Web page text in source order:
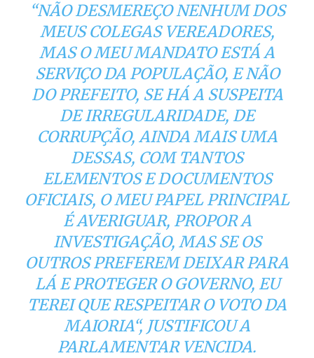
“NÃO DESMEREÇO NENHUM DOS
MEUS COLEGAS VEREADORES,
MAS O MEU MANDATO ESTÁ A
SERVIÇO DA POPULAÇÃO, E NÃO
DO PREFEITO, SE HÁ A SUSPEITA
DE IRREGULARIDADE, DE
CORRUPÇÃO, AINDA MAIS UMA
DESSAS, COM TANTOS
ELEMENTOS E DOCUMENTOS
OFICIAIS, O MEU PAPEL PRINCIPAL
É AVERIGUAR, PROPOR A
INVESTIGAÇÃO, MAS SE OS
OUTROS PREFEREM DEIXAR PARA
LÁ E PROTEGER O GOVERNO, EU
TEREI QUE RESPEITAR O VOTO DA
MAIORIA“, JUSTIFICOU A
PARLAMENTAR VENCIDA.